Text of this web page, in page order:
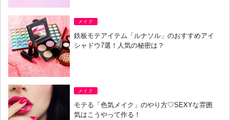
メイク
鉄板モテアイテム「ルナソル」のおすすめアイ
シャドウ7選！人気の秘密は？
メイク
モテる「色気メイク」のやり方♡SEXYな雰囲
気はこうやって作る！